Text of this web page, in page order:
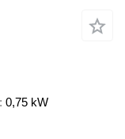
0,75 kW